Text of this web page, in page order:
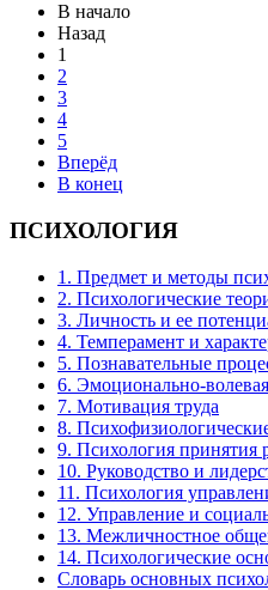
В начало
Назад
1
2
3
4
5
Вперёд
В конец
ПСИХОЛОГИЯ
1. Предмет и методы
2. Психологические
3. Личность и ее
4. Темперамент и
5. Познавательные
6. Эмоционально-
7. Мотивация труда
8.
9. Психология принятия
10. Руководство и
11. Психология
12. Управление и
13. Межличностное
14. Психологические
Словарь основных